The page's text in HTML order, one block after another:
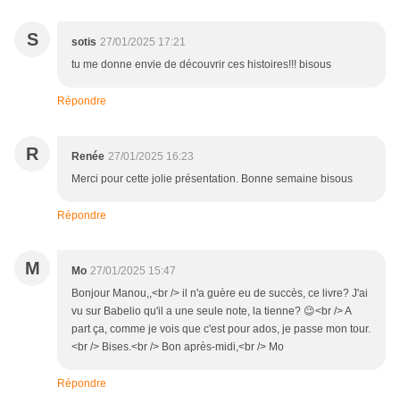
S sotis 27/01/2025 17:21
tu me donne envie de découvrir ces histoires!!! bisous
Répondre
R Renée 27/01/2025 16:23
Merci pour cette jolie présentation. Bonne semaine bisous
Répondre
M Mo 27/01/2025 15:47
Bonjour Manou,,<br /> il n'a guère eu de succès, ce livre? J'ai
vu sur Babelio qu'il a une seule note, la tienne? 😉<br /> A
part ça, comme je vois que c'est pour ados, je passe mon tour.
<br /> Bises.<br /> Bon après-midi,<br /> Mo
Répondre